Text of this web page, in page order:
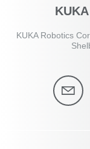
KUKA Robotics